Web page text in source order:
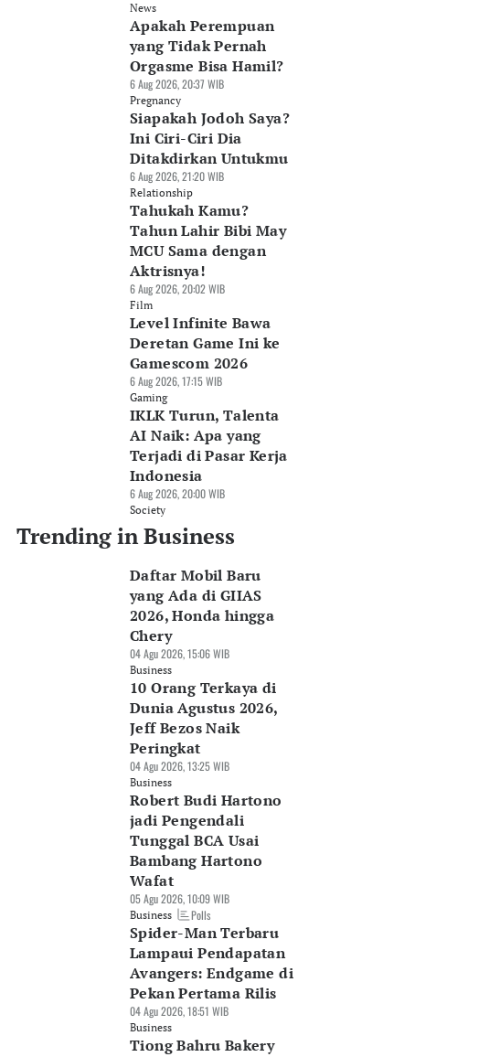
News
Apakah Perempuan
yang Tidak Pernah
Orgasme Bisa Hamil?
6 Aug 2026, 20:37 WIB
Pregnancy
Siapakah Jodoh Saya?
Ini Ciri-Ciri Dia
Ditakdirkan Untukmu
6 Aug 2026, 21:20 WIB
Relationship
Tahukah Kamu?
Tahun Lahir Bibi May
MCU Sama dengan
Aktrisnya!
6 Aug 2026, 20:02 WIB
Film
Level Infinite Bawa
Deretan Game Ini ke
Gamescom 2026
6 Aug 2026, 17:15 WIB
Gaming
IKLK Turun, Talenta
AI Naik: Apa yang
Terjadi di Pasar Kerja
Indonesia
6 Aug 2026, 20:00 WIB
Society
Trending in Business
Daftar Mobil Baru
yang Ada di GIIAS
2026, Honda hingga
Chery
04 Agu 2026, 15:06 WIB
Business
10 Orang Terkaya di
Dunia Agustus 2026,
Jeff Bezos Naik
Peringkat
04 Agu 2026, 13:25 WIB
Business
Robert Budi Hartono
jadi Pengendali
Tunggal BCA Usai
Bambang Hartono
Wafat
05 Agu 2026, 10:09 WIB
Business Polls
Spider-Man Terbaru
Lampaui Pendapatan
Avangers: Endgame di
Pekan Pertama Rilis
04 Agu 2026, 18:51 WIB
Business
Tiong Bahru Bakery